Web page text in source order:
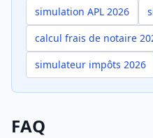
simulation APL 2026
calcul frais de notaire
simulateur impôts 2026
FAQ